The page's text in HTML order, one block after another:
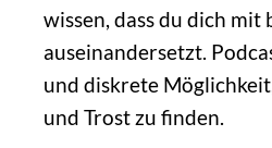
wissen, dass du dich
auseinandersetzt.
und diskrete
und Trost zu finden.